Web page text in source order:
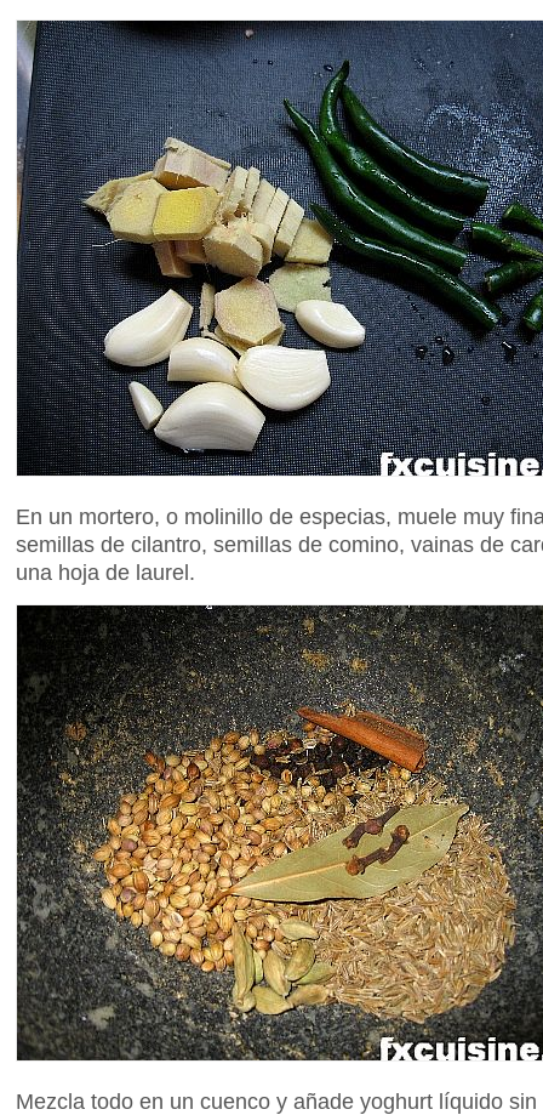
En un mortero, o molinillo de especias, muele muy
semillas de cilantro, semillas de comino, vainas de
una hoja de laurel.
Mezcla todo en un cuenco y añade yoghurt líquido sin